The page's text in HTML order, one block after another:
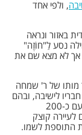
, ולפי אחד
באזור ונראה
נסע לַ"חוֹזֶה"
– אך לא מצא שם את
מותו של ר' שמחה
לישיבה, ובהם
תלמידים של ר' שמחה בונים, שבחרו בו כרבם. יחד עם כ-200
לעיירה קוצק
התוספת לשמו.